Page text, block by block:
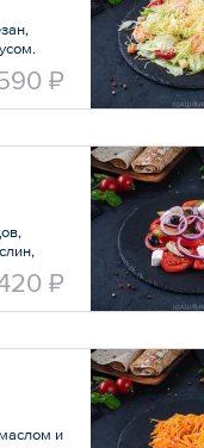
₽
₽
и